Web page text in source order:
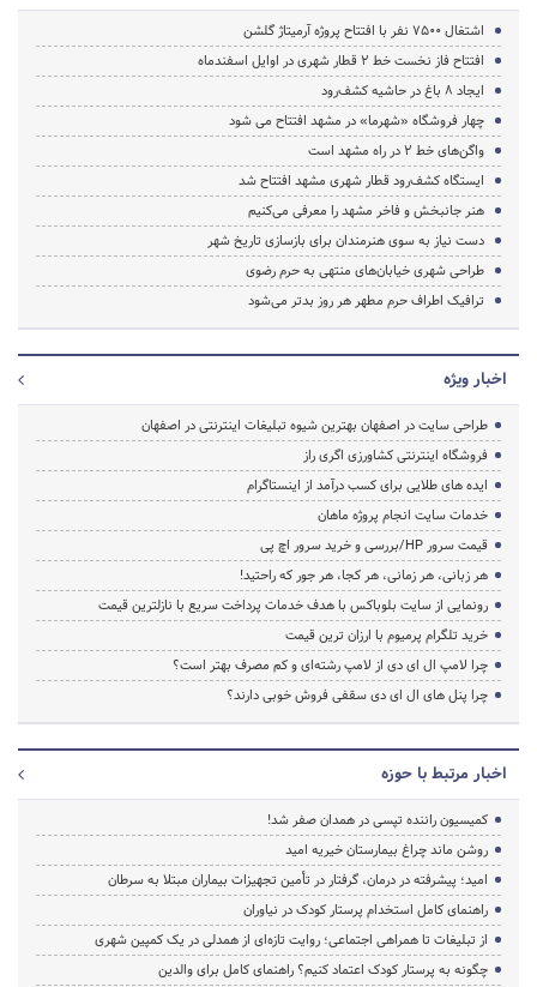
اشتغال 7500 نفر با افتتاح پروژه آرمیتاژ گلشن
افتتاح فاز نخست خط 2 قطار شهری در اوایل اسفندماه
ایجاد 8 باغ در حاشیه کشف‌رود
چهار فروشگاه «شهرما» در مشهد افتتاح می شود
واگن‌های خط 2 در راه مشهد است
ایستگاه کشف‌رود قطار شهری مشهد افتتاح شد
هنر جانبخش و فاخر مشهد را معرفی می‌کنیم
دست نیاز به سوی هنرمندان برای بازسازی تاریخ شهر
طراحی شهری خیابان‌های منتهی به حرم رضوی
ترافیک اطراف حرم مطهر هر روز بدتر می‌شود
اخبار ویژه
طراحی سایت در اصفهان بهترین شیوه تبلیغات اینترنتی در اصفهان
فروشگاه اینترنتی کشاورزی اگری راز
ایده های طلایی برای کسب درآمد از اینستاگرام
خدمات سایت انجام پروژه ماهان
قیمت سرور HP/بررسی و خرید سرور اچ پی
هر زبانی، هر زمانی، هر کجا، هر جور که راحتید!
رونمایی از سایت بلوباکس با هدف خدمات پرداخت سریع با نازلترین قیمت
خرید تلگرام پرمیوم با ارزان ترین قیمت
چرا لامپ ال ای دی از لامپ رشته‌ای و کم مصرف بهتر است؟
چرا پنل های ال ای دی سقفی فروش خوبی دارند؟
اخبار مرتبط با حوزه
کمیسیون راننده تپسی در همدان صفر شد!
روشن ماند چراغ بیمارستان خیریه امید
امید؛ پیشرفته در درمان، گرفتار در تأمین تجهیزات بیماران مبتلا به سرطان
راهنمای کامل استخدام پرستار کودک در نیاوران
از تبلیغات تا همراهی اجتماعی؛ روایت تازه‌ای از همدلی در یک کمپین شهری
چگونه به پرستار کودک اعتماد کنیم؟ راهنمای کامل برای والدین